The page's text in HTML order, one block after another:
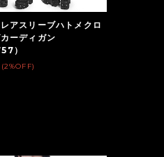
アスリーブハトメクロ
ーディガン
）
(2%OFF)